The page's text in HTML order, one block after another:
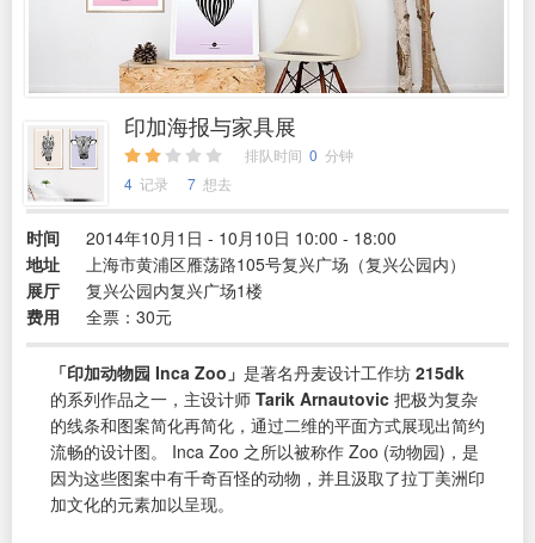
印加海报与家具展
排队时间 0 分钟
4 记录 7 想去
时间
2014年10月1日 - 10月10日 10:00 - 18:00
地址
上海市黄浦区雁荡路105号复兴广场（复兴公园内）
展厅
复兴公园内复兴广场1楼
费用
全票：30元
「印加动物园 Inca Zoo」 是著名丹麦设计工作坊 215dk
的系列作品之一，主设计师 Tarik Arnautovic 把极为复杂
的线条和图案简化再简化，通过二维的平面方式展现出简约
流畅的设计图。 Inca Zoo 之所以被称作 Zoo (动物园)，是
因为这些图案中有千奇百怪的动物，并且汲取了拉丁美洲印
加文化的元素加以呈现。